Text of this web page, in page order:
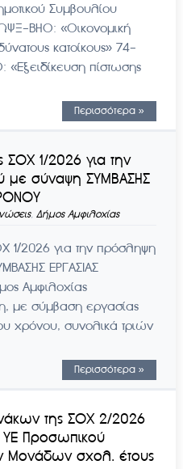
Συμβουλίου
ΒΗΟ: «Οικονομική
κατοίκους» 74-
πίστωσης
Περισσότερα »
1/2026 για την
με σύναψη ΣΥΜΒΑΣΗΣ
, Δήμος Αμφιλοχίας
1/2026 για την πρόσληψη
ΕΡΓΑΣΙΑΣ
Αμφιλοχίας
με σύμβαση εργασίας
χρόνου, συνολικά τριών
Περισσότερα »
της ΣΟΧ 2/2026
ΥΕ Προσωπικού
Μονάδων σχολ. έτους